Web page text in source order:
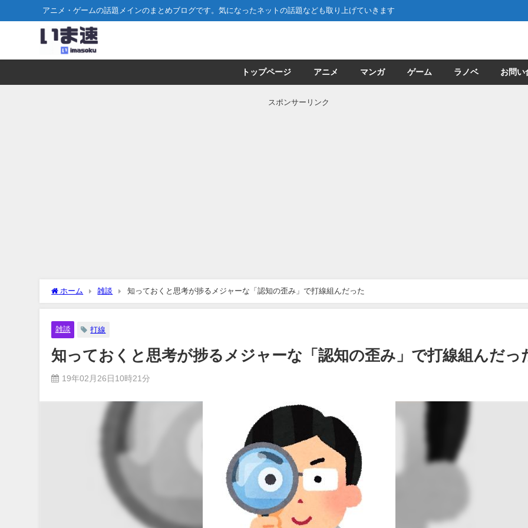
アニメ・ゲームの話題メインのまとめブログです。気になったネットの話題なども取り上げていきます
トップページ アニメ マンガ ゲーム ラノベ お問い
スポンサーリンク
ホーム 雑談 知っておくと思考が捗るメジャーな「認知の歪み」で打線組んだった
雑談 打線
知っておくと思考が捗るメジャーな「認知の歪み」で打線組んだっ
19年02月26日10時21分